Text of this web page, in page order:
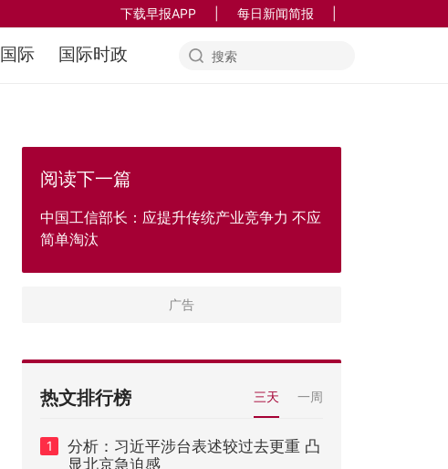
下载早报APP 每日新闻简报
国际 国际时政
阅读下一篇
中国工信部长：应提升传统产业竞争力 不应
简单淘汰
热文排行榜 三天 一周
1
分析：习近平涉台表述较过去更重 凸
显北京急迫感